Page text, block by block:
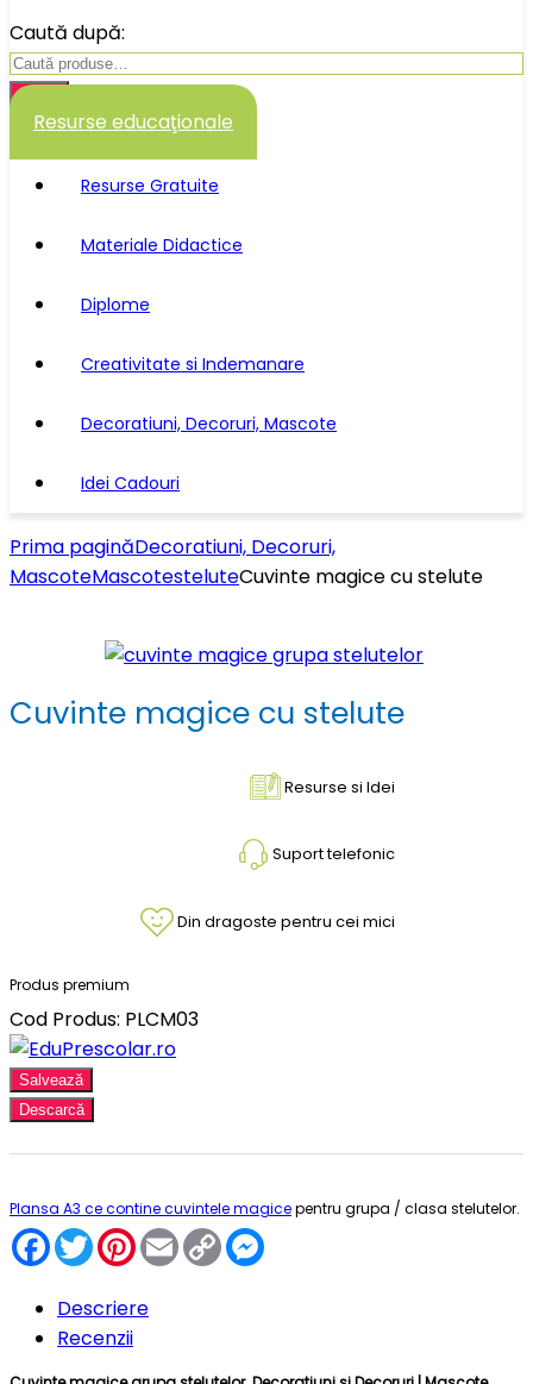
Caută după:
Caută
Resurse educaţionale
Resurse Gratuite
Materiale Didactice
Diplome
Creativitate si Indemanare
Decoratiuni, Decoruri, Mascote
Idei Cadouri
Prima paginăDecoratiuni, Decoruri,
MascoteMascotesteluteCuvinte magice cu stelute
Cuvinte magice cu stelute
Resurse si Idei
Suport telefonic
Din dragoste pentru cei mici
Produs premium
Cod Produs: PLCM03
Salvează
Descarcă
Plansa A3 ce contine cuvintele magicepentru grupa / clasa stelutelor.
Facebook
TwitterPinterest
EmailCopy
Link
Descriere
Recenzii